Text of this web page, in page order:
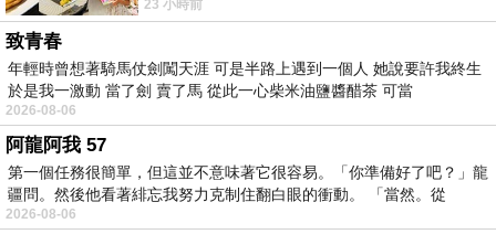
內湖店，從捷運站步行約4分鐘即可抵
23 小時前
致青春
年輕時曾想著騎馬仗劍闖天涯 可是半路上遇到一個人 她說要許我終生
於是我一激動 當了劍 賣了馬 從此一心柴米油鹽醬醋茶 可當
2026-08-06
阿龍阿我 57
第一個任務很簡單，但這並不意味著它很容易。「你準備好了吧？」龍
疆問。然後他看著緋忘我努力克制住翻白眼的衝動。 「當然。從
2026-08-06